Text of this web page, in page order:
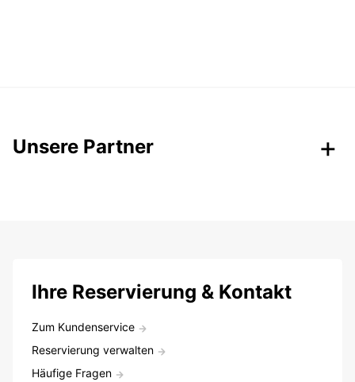
Unsere Partner
Ihre Reservierung & Kontakt
Zum Kundenservice
Reservierung verwalten
Häufige Fragen